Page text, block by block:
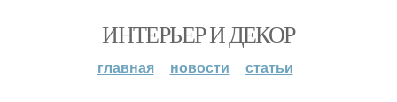
ИНТЕРЬЕР И ДЕКОР
главная новости статьи